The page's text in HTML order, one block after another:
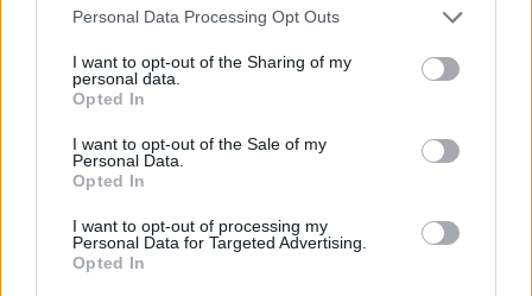
negar su consentimiento. Tenga en cuenta que algún
de su consentimiento, pero usted tiene el derecho de
rechazar tal procesamiento. Sus preferencias se aplicarán
cualquier momento entrando de nuevo en este sitio web o
visitando nuestra política de privacidad.
Personal Data Processing Opt Outs
I want to opt-out of the Sharing of my
personal data.
Opted In
I want to opt-out of the Sale of my
Personal Data.
Opted In
I want to opt-out of processing my
Personal Data for Targeted Advertising.
Opted In